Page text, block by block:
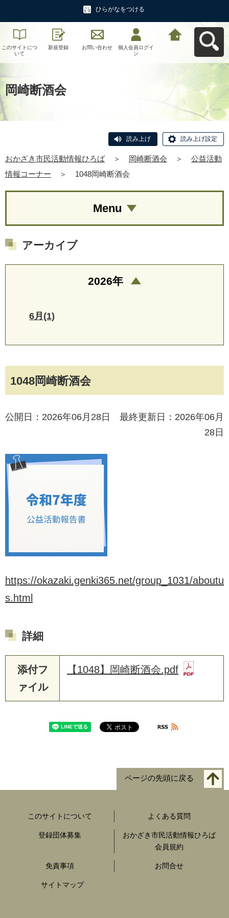
ひらがなをつける
このサイトにつ
いて
新規登録 お問い合わせ
個人会員ログイ
ン
岡崎断酒会
読み上げ 読み上げ設定
おかざき市民活動情報ひろば ＞ 岡崎断酒会 ＞
公益活動
情報コーナー
＞ 1048岡崎断酒会
1048岡崎断酒会
公開日：2026年06月28日 最終更新日：2026年06月
28日
https://okazaki.genki365.net/group_1031/aboutu
s.html
詳細
添付フ
ァイル
【1048】岡崎断酒会.pdf
Menu
アーカイブ
2026年
6月(1)
ページの先頭に戻る
このサイトについて よくある質問
登録団体募集
おかざき市民活動情報ひろば
会員規約
免責事項 お問合せ
サイトマップ